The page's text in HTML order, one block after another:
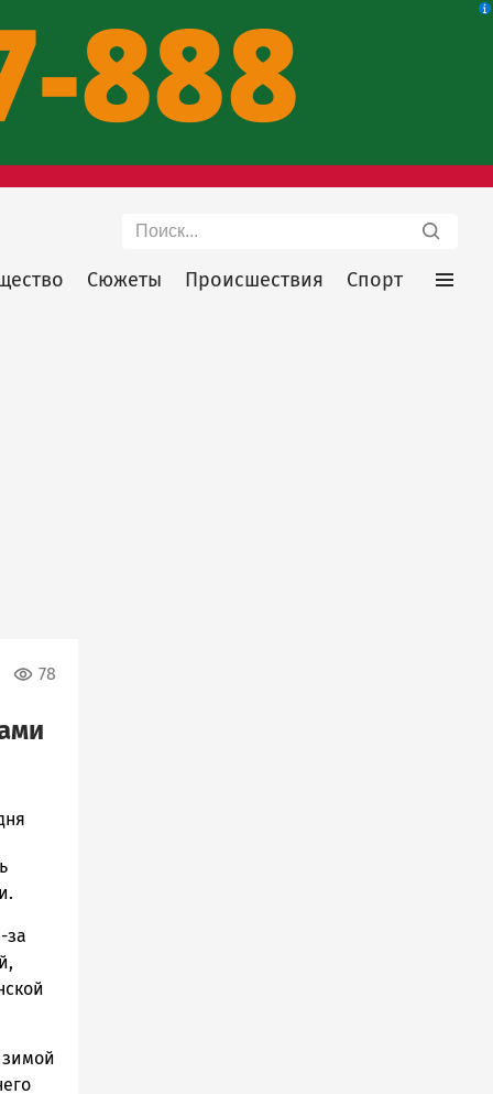
Поиск
Сюжеты Происшествия Спорт
78
за